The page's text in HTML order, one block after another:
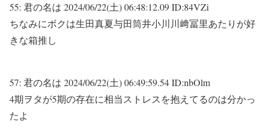
55: 君の名は 2024/06/22(土) 06:48:12.09 ID:84VZi
ちなみにボクは生田真夏与田筒井小川川﨑冨里あたりが好
きな箱推し
57: 君の名は 2024/06/22(土) 06:49:59.54 ID:nbOlm
4期ヲタが5期の存在に相当ストレスを抱えてるのは分かっ
たよ